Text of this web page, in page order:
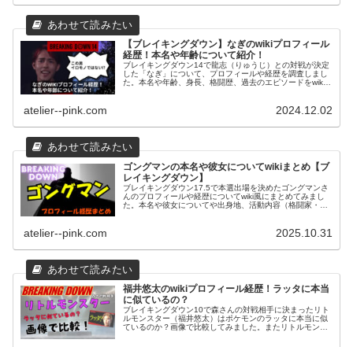
【ブレイキングダウン】なぎのwikiプロフィール
経歴！本名や年齢について紹介！
ブレイキングダウン14で龍志（りゅうじ）との対戦が決定
した「なぎ」について、プロフィールや経歴を調査しまし
た。本名や年齢、身長、格闘歴、過去のエピソードをwiki
atelier--pink.com 2024.12.02
ゴングマンの本名や彼女についてwikiまとめ【ブ
レイキングダウン】
ブレイキングダウン17.5で本選出場を決めたゴングマンさ
んのプロフィールや経歴についてwiki風にまとめてみまし
た。本名や彼女についてや出身地、活動内容（格闘家・お
atelier--pink.com 2025.10.31
福井悠太のwikiプロフィール経歴！ラッタに本当
に似ているの？
ブレイキングダウン10で森さんの対戦相手に決まったリト
ルモンスター（福井悠太）はポケモンのラッタに本当に似
ているのか？画像で比較してみました。またリトルモンス